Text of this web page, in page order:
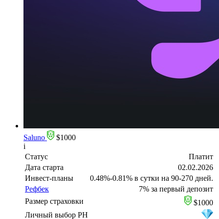
Saluno
$1000
i
Статус
Платит
Дата старта
02.02.2026
Инвест-планы
0.48%-0.81% в сутки на 90-270 дней.
Рефбек
7% за первый депозит
Размер страховки
$1000
Личный выбор PH